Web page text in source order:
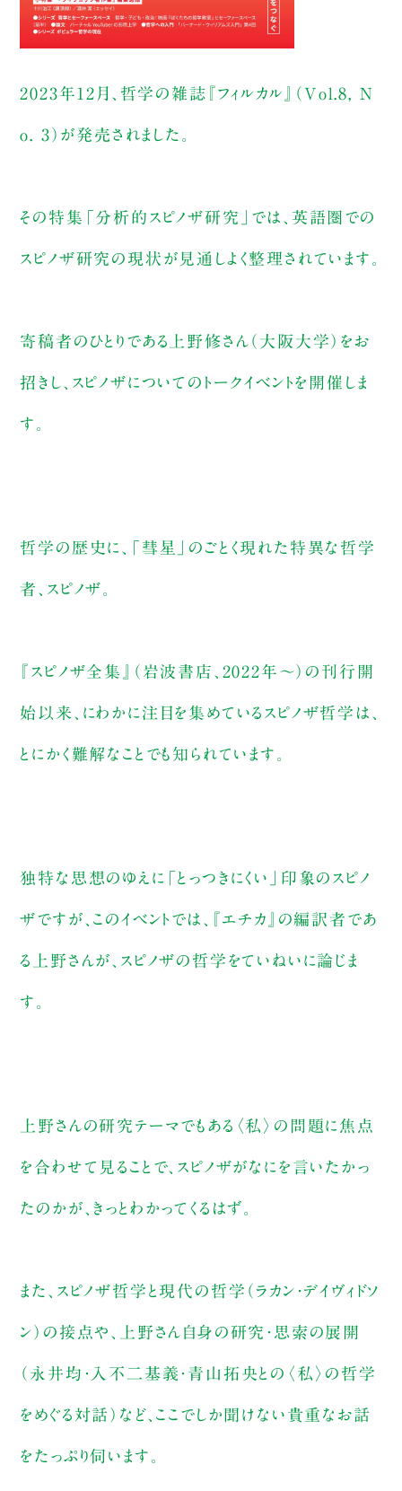
2023年12月、哲学の雑誌『フィルカル』（Vol.8, N
o. 3）が発売されました。
その特集「分析的スピノザ研究」では、英語圏での
スピノザ研究の現状が見通しよく整理されています。
寄稿者のひとりである上野修さん（大阪大学）をお
招きし、スピノザについてのトークイベントを開催しま
す。
哲学の歴史に、「彗星」のごとく現れた特異な哲学
者、スピノザ。
『スピノザ全集』（岩波書店、2022年〜）の刊行開
始以来、にわかに注目を集めているスピノザ哲学は、
とにかく難解なことでも知られています。
独特な思想のゆえに「とっつきにくい」印象のスピノ
ザですが、このイベントでは、『エチカ』の編訳者であ
る上野さんが、スピノザの哲学をていねいに論じま
す。
上野さんの研究テーマでもある〈私〉の問題に焦点
を合わせて見ることで、スピノザがなにを言いたかっ
たのかが、きっとわかってくるはず。
また、スピノザ哲学と現代の哲学（ラカン・デイヴィドソ
ン）の接点や、上野さん自身の研究・思索の展開
（永井均・入不二基義・青山拓央との〈私〉の哲学
をめぐる対話）など、ここでしか聞けない貴重なお話
をたっぷり伺います。